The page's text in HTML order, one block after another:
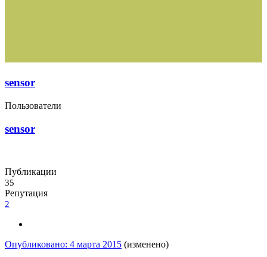
sensor
Пользователи
sensor
Публикации
35
Репутация
2
Опубликовано: 4 марта 2015 (изменено)